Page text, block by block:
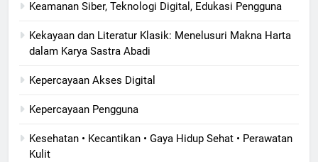
Keamanan Siber, Teknologi Digital, Edukasi Pengguna
Kekayaan dan Literatur Klasik: Menelusuri Makna Harta
dalam Karya Sastra Abadi
Kepercayaan Akses Digital
Kepercayaan Pengguna
Kesehatan • Kecantikan • Gaya Hidup Sehat • Perawatan
Kulit